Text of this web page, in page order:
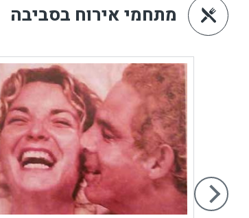
מתחמי אירוח בסביבה